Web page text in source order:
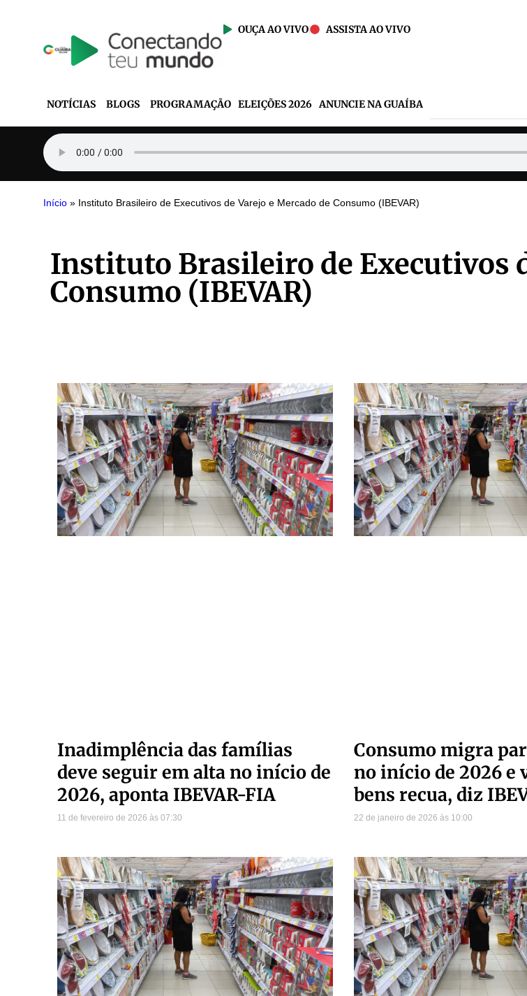
OUÇA AO VIVO ASSISTA AO VIVO
NOTÍCIAS BLOGS PROGRAMAÇÃO ELEIÇÕES 2026 ANUNCIE NA GUAÍBA
Início » Instituto Brasileiro de Executivos de Varejo e Mercado de Consumo (IBEVAR)
Instituto Brasileiro de Executivos
Consumo (IBEVAR)
Inadimplência das famílias
deve seguir em alta no início de
2026, aponta IBEVAR-FIA
11 de fevereiro de 2026 07:30
Consumo migra
no início de 2026 e
bens recua, diz
22 de janeiro de 2026 10:00